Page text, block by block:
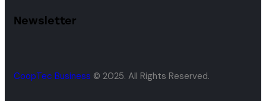
Newsletter
CoopTec Business © 2025. All Rights Reserved.